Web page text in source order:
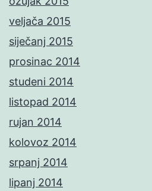
veljača 2015
siječanj 2015
prosinac 2014
studeni 2014
listopad 2014
rujan 2014
kolovoz 2014
srpanj 2014
lipanj 2014